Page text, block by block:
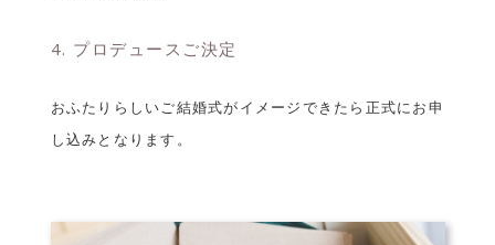
4. プロデュースご決定
おふたりらしいご結婚式がイメージできたら正式にお申
し込みとなります。